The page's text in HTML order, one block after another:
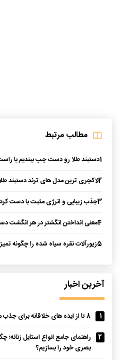
مطالب مرتبط
1دستبند طلا رو دست چپ ببندیم یا
2لاکچری ترین مدل های ترند دستبند
3جذب زیبایی و انرژی مثبت با دست
4معنی انداختن انگشتر در هر
5زیورآلات نقره سیاه شده را چگونه
آخرین اخبار
1
8 تا از ایده های خلاقانه برای جذب مشتری کافه [کاربردی]
2
راهنمای جامع انواع استایل
بصری خود را بسازیم؟